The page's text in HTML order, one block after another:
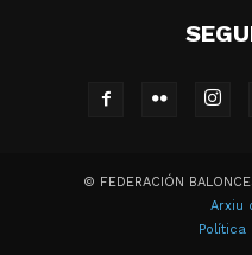
© FEDERACIÓN
Arxiu
Política